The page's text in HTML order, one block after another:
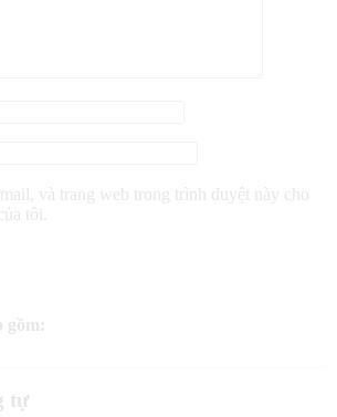
và trang web trong trình duyệt này cho
tôi.
gồm:
tự